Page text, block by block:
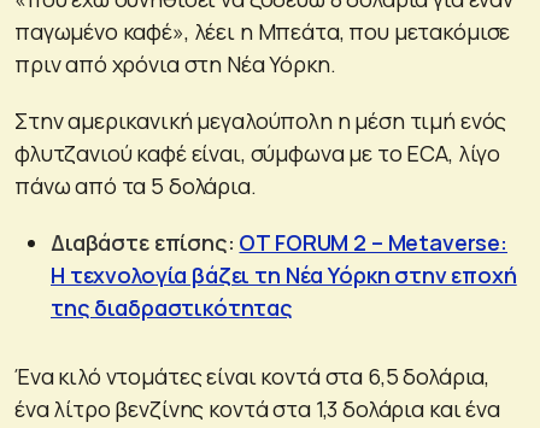
παγωμένο καφέ», λέει η Μπεάτα, που μετακόμισε
πριν από χρόνια στη Νέα Υόρκη.
Στην αμερικανική μεγαλούπολη η μέση τιμή ενός
φλυτζανιού καφέ είναι, σύμφωνα με το ECA, λίγο
πάνω από τα 5 δολάρια.
Διαβάστε επίσης: OT FORUM 2 – Metaverse:
Η τεχνολογία βάζει τη Νέα Υόρκη στην εποχή
της διαδραστικότητας
Ένα κιλό ντομάτες είναι κοντά στα 6,5 δολάρια,
ένα λίτρο βενζίνης κοντά στα 1,3 δολάρια και ένα